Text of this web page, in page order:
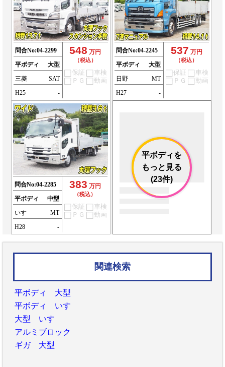
問合No:04-2299
平ボディ
大型
三菱
SAT
H25
-
548 万円
（税込）
保証
車検
ＰＧ
動画
問合No:04-2245
平ボディ
大型
日野
MT
H27
-
537 万円
（税込）
保証
車検
ＰＧ
動画
問合No:04-2285
平ボディ
中型
いすゞ
MT
H28
-
383 万円
（税込）
保証
車検
ＰＧ
動画
平ボディを
もっと見る
(23件)
関連検索
平ボディ 大型
平ボディ いすゞ
大型 いすゞ
アルミブロック
ギガ 大型